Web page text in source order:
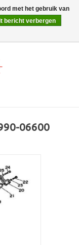
0 Artikelen - €0,00
06600
met het gebruik van
bericht verbergen